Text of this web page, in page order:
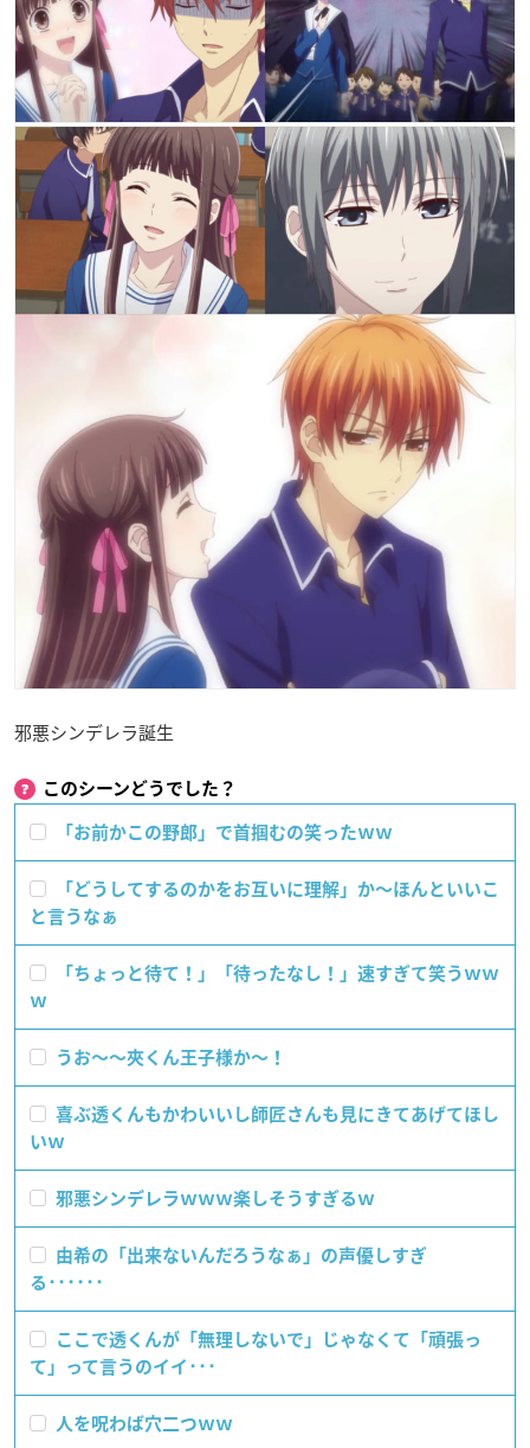
邪悪シンデレラ誕生
このシーンどうでした？
「お前かこの野郎」で首掴むの笑ったｗｗ
「どうしてするのかをお互いに理解」か〜ほんといいこ
と言うなぁ
「ちょっと待て！」「待ったなし！」速すぎて笑うｗｗ
ｗ
うお〜〜夾くん王子様か〜！
喜ぶ透くんもかわいいし師匠さんも見にきてあげてほし
いｗ
邪悪シンデレラｗｗｗ楽しそうすぎるｗ
由希の「出来ないんだろうなぁ」の声優しすぎ
る･･････
ここで透くんが「無理しないで」じゃなくて「頑張っ
て」って言うのイイ･･･
人を呪わば穴二つｗｗ